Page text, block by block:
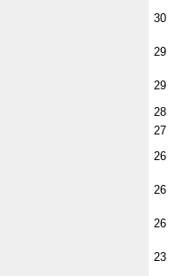
30
29
29
28
27
26
26
26
23